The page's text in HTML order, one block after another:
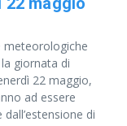
meteorologiche
giornata di
22 maggio,
ad essere
di